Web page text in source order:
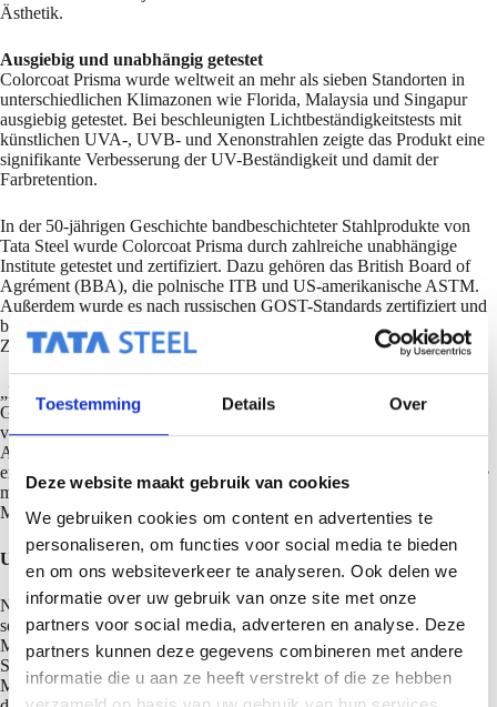
Toestemming Details Over
Deze website maakt gebruik van cookies
We gebruiken cookies om content en advertenties te
personaliseren, om functies voor social media te bieden
en om ons websiteverkeer te analyseren. Ook delen we
informatie over uw gebruik van onze site met onze
partners voor social media, adverteren en analyse. Deze
partners kunnen deze gegevens combineren met andere
informatie die u aan ze heeft verstrekt of die ze hebben
Ästhetik.
Ausgiebig und unabhängig getestet
Colorcoat Prisma wurde weltweit an mehr als sieben Standorten in
unterschiedlichen Klimazonen wie Florida, Malaysia und Singapur
ausgiebig getestet. Bei beschleunigten Lichtbeständigkeitstests mit
künstlichen UVA-, UVB- und Xenonstrahlen zeigte das Produkt eine
signifikante Verbesserung der UV-Beständigkeit und damit der
Farbretention.
In der 50-jährigen Geschichte bandbeschichteter Stahlprodukte von
Tata Steel wurde Colorcoat Prisma durch zahlreiche unabhängige
Institute getestet und zertifiziert. Dazu gehören das British Board of
Agrément (BBA), die polnische ITB und US-amerikanische ASTM.
Außerdem wurde es nach russischen GOST-Standards zertifiziert und
besitzt das Übereinstimmungszeichen für die bauaufsichtliche
Zulassung in Deutschland.
„Mit Colorcoat Prisma können nicht nur langlebige und ästhetische
Gebäudehüllen geschaffen werden. Sie sind gleichzeitig auch
vollständig REACH konform und erfüllen sogar die hohen
Anforderungen zur LEED-Zertifizierung für nachhaltiges Bauen”,
ergänzt Peter Barker. In Deutschland wird Colorcoat Prisma durch die
marktführenden Colorcoat ®Supply Chain Partner von Tata Steel am
Markt angeboten.
Umfassendes Portfolio für die Baubranche
Neben bandbeschichteten Stählen wie Colorcoat versorgt Tata Steel
seine Kunden aus der Baubranche mit zahlreichen weiteren
Markenprodukten. Dazu zählen Stahlbau-Hohlprofile,
Stahlverbunddecken sowie komplette Systeme für Gebäudehüllen aus
Metall. Durch Investitionen in digitale Technologien wie BIM und